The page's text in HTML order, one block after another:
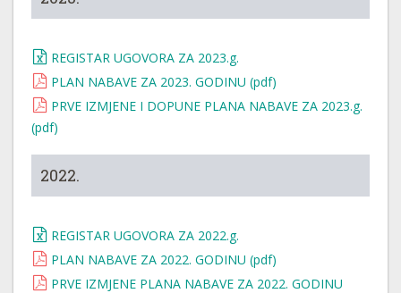
REGISTAR UGOVORA ZA 2023.g.
PLAN NABAVE ZA 2023. GODINU (pdf)
PRVE IZMJENE I DOPUNE PLANA NABAVE ZA 2023.g.
(pdf)
2022.
REGISTAR UGOVORA ZA 2022.g.
PLAN NABAVE ZA 2022. GODINU (pdf)
PRVE IZMJENE PLANA NABAVE ZA 2022. GODINU